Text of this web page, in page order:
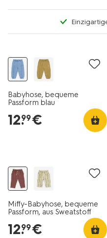
Babyhose, bequeme
Passform blau
12.
99€
Miffy-Babyhose, bequeme
Passform, aus Sweatstoff
12.
99€